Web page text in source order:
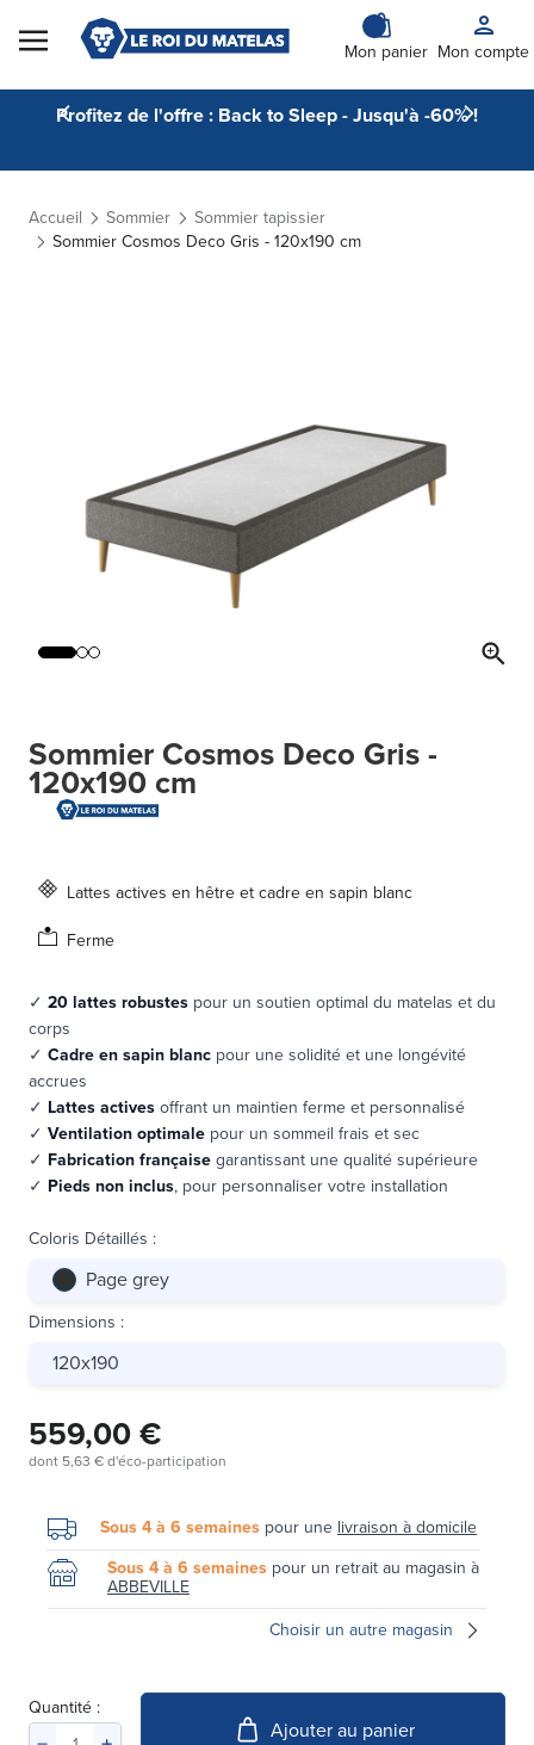
Skip to Content
Mon panier Mon compte
Profitez de l'offre : Back to Sleep - Jusqu'à -60% !
Accueil Sommier
Sommier tapissier
Sommier Cosmos Deco Gris - 120x190 cm
Sommier Cosmos Deco Gris -
120x190 cm
Lattes actives en hêtre et cadre en sapin blanc
Ferme
✓ 20 lattes robustes pour un soutien optimal du matelas et du
corps
✓ Cadre en sapin blanc pour une solidité et une longévité
accrues
✓ Lattes activesoffrant un maintien ferme et personnalisé
✓ Ventilation optimale pour un sommeil frais et sec
✓ Fabrication françaisegarantissant une qualité supérieure
✓ Pieds non inclus, pour personnaliser votre installation
Coloris Détaillés :
Page grey
Dimensions :
120x190
559,00 €
dont 5,63 €d'éco-participation
Sous 4 à 6 semaines pour une livraison à domicile
Sous 4 à 6 semaines pour un retrait au magasin à
ABBEVILLE
Choisir un autre magasin
Quantité :
Ajouter au panier